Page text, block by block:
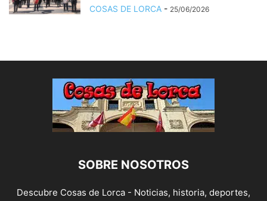
COSAS DE LORCA - 25/06/2026
SOBRE NOSOTROS
Descubre Cosas de Lorca - Noticias, historia, deportes,